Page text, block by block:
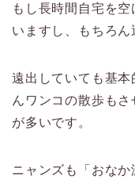
もし長時間自宅を
いますし、もちろん
遠出していても基
んワンコの散歩も
が多いです。
ニャンズも「おなか